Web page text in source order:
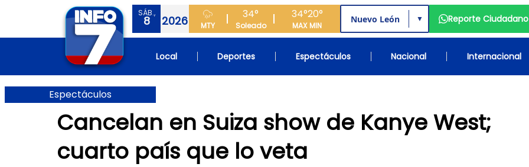
SÁB.,
8 2026 MTY
34°
Soleado
34°
MAX
20°
MIN
▼ Reporte Ciudadano
Local Deportes Espectáculos Nacional Internacional
Espectáculos
Cancelan en Suiza show de Kanye West;
cuarto país que lo veta